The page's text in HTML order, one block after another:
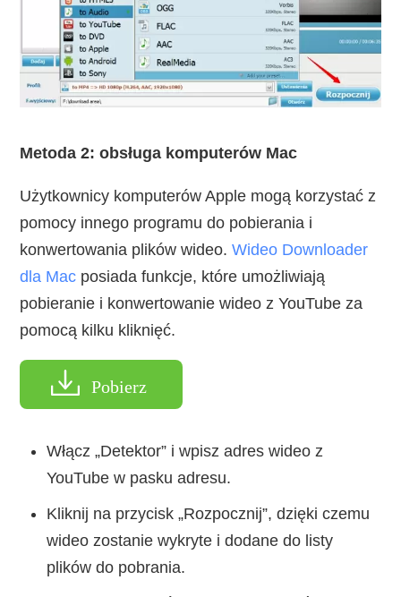
Metoda 2: obsługa komputerów Mac
Użytkownicy komputerów Apple mogą korzystać z
pomocy innego programu do pobierania i
konwertowania plików wideo.Wideo Downloader
dla Mac posiada funkcje, które umożliwiają
pobieranie i konwertowanie wideo z YouTube za
pomocą kilku kliknięć.
Pobierz
Włącz „Detektor” i wpisz adres wideo z
YouTube w pasku adresu.
Kliknij na przycisk „Rozpocznij”, dzięki czemu
wideo zostanie wykryte i dodane do listy
plików do pobrania.